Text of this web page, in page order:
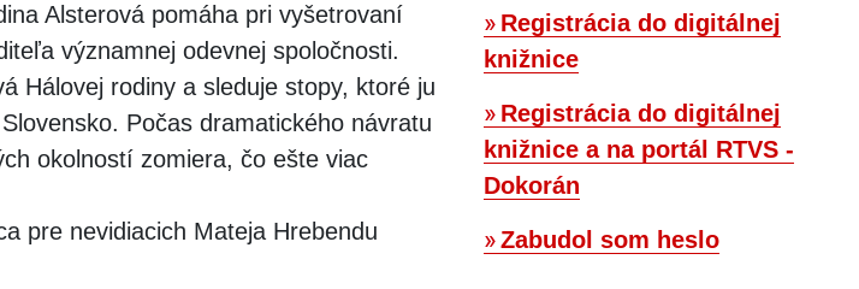
Alsterová pomáha pri vyšetrovaní
významnej odevnej spoločnosti.
Hálovej rodiny a sleduje stopy, ktoré ju
Počas dramatického návratu
okolností zomiera, čo ešte viac
pre nevidiacich Mateja Hrebendu
Registrácia do digitálnej
knižnice
Registrácia do digitálnej
knižnice a na portál RTVS -
Dokorán
Zabudol som heslo